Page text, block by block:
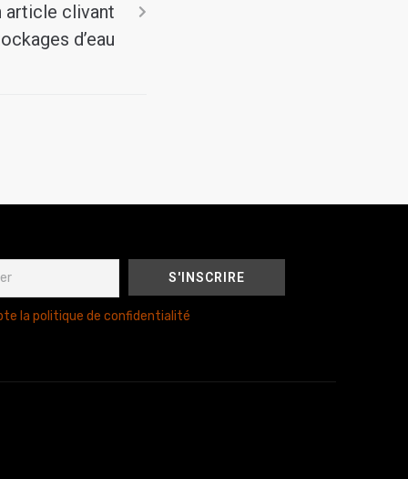
article clivant
d’eau
la politique de confidentialité